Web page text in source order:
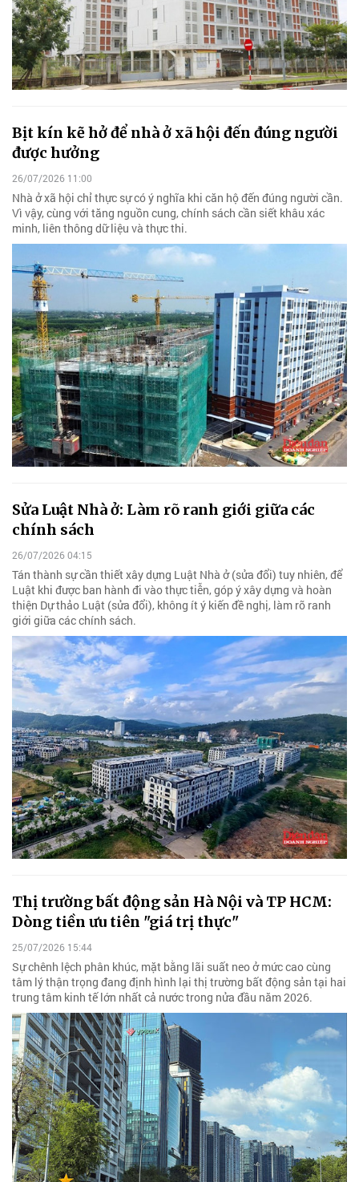
Bịt kín kẽ hở để nhà ở xã hội đến đúng người
được hưởng
26/07/2026 11:00
Nhà ở xã hội chỉ thực sự có ý nghĩa khi căn hộ đến đúng người cần.
Vì vậy, cùng với tăng nguồn cung, chính sách cần siết khâu xác
minh, liên thông dữ liệu và thực thi.
Sửa Luật Nhà ở: Làm rõ ranh giới giữa các
chính sách
26/07/2026 04:15
Tán thành sự cần thiết xây dựng Luật Nhà ở (sửa đổi) tuy nhiên, để
Luật khi được ban hành đi vào thực tiễn, góp ý xây dựng và hoàn
thiện Dự thảo Luật (sửa đổi), không ít ý kiến đề nghị, làm rõ ranh
giới giữa các chính sách.
Thị trường bất động sản Hà Nội và TP HCM:
Dòng tiền ưu tiên "giá trị thực"
25/07/2026 15:44
Sự chênh lệch phân khúc, mặt bằng lãi suất neo ở mức cao cùng
tâm lý thận trọng đang định hình lại thị trường bất động sản tại hai
trung tâm kinh tế lớn nhất cả nước trong nửa đầu năm 2026.